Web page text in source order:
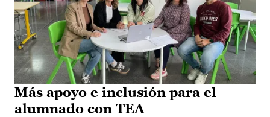
Más apoyo e inclusión para el
alumnado con TEA